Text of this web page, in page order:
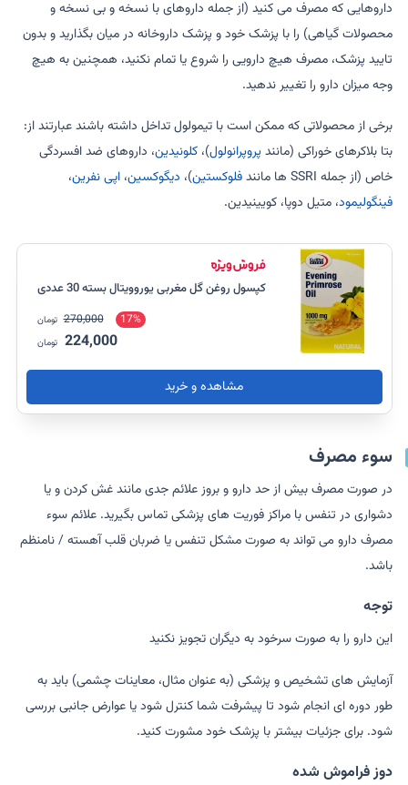
داروهایی که مصرف می کنید (از جمله داروهای با نسخه و بی نسخه و
محصولات گیاهی) را با پزشک خود و پزشک داروخانه در میان بگذارید و بدون
تایید پزشک، مصرف هیچ دارویی را شروع یا تمام نکنید، همچنین به هیچ
وجه میزان دارو را تغییر ندهید.
برخی از محصولاتی که ممکن است با تیمولول تداخل داشته باشند عبارتند از:
بتا بلاکرهای خوراکی (مانندپروپرانولول)،کلونیدین، ​​داروهای ضد افسردگی
خاص (از جمله SSRI ها مانند
فلوکستین)، دیگوکسین،اپی نفرین،
فینگولیمود، متیل دوپا، کویینیدین.
کپسول روغن گل مغربی یوروویتال بسته 30 عددی
17%
270,000 تومان
224,000 تومان
مشاهده و خرید
سوء مصرف
در صورت مصرف بیش از حد دارو و بروز علائم جدی مانند غش کردن و یا
دشواری در تنفس با مراکز فوریت های پزشکی تماس بگیرید. علائم سوء
مصرف دارو می تواند به صورت مشکل تنفس یا ضربان قلب آهسته / نامنظم
باشد.
توجه
این دارو را به صورت سرخود به دیگران تجویز نکنید
آزمایش های تشخیص و پزشکی (به عنوان مثال، معاینات چشمی) باید به
طور دوره ای انجام شود تا پیشرفت شما کنترل شود یا عوارض جانبی بررسی
شود. برای جزئیات بیشتر با پزشک خود مشورت کنید.
دوز فراموش شده